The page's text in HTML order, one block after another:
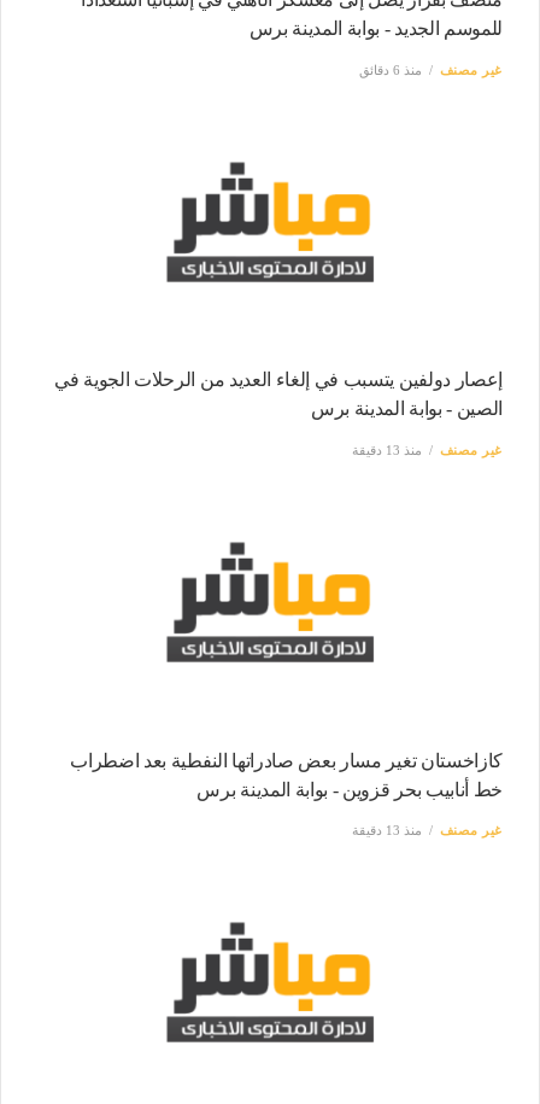
للموسم الجديد - بوابة المدينة برس
غير مصنف منذ 6 دقائق
إعصار دولفين يتسبب في إلغاء العديد من الرحلات الجوية في
الصين - بوابة المدينة برس
غير مصنف منذ 13 دقيقة
كازاخستان تغير مسار بعض صادراتها النفطية بعد اضطراب
خط أنابيب بحر قزوين - بوابة المدينة برس
غير مصنف منذ 13 دقيقة